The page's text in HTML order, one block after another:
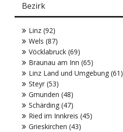
Bezirk
Linz (92)
Wels (87)
Vöcklabruck (69)
Braunau am Inn (65)
Linz Land und Umgebung (61)
Steyr (53)
Gmunden (48)
Schärding (47)
Ried im Innkreis (45)
Grieskirchen (43)